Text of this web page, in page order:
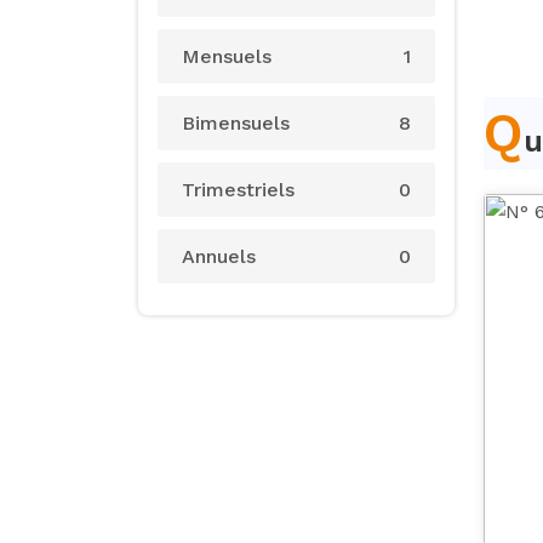
Mensuels 1
Bimensuels 8
Trimestriels 0
Annuels 0
Q